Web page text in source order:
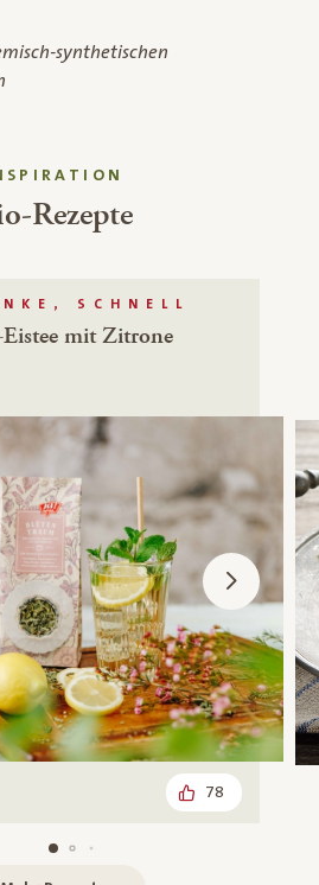
synthetischen
Rezepte
SCHNELL
mit Zitrone
78